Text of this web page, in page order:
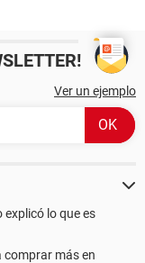
Ver un ejemplo
explicó lo que es
comprar más en